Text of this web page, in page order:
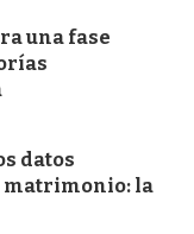
una fase
datos
matrimonio: la